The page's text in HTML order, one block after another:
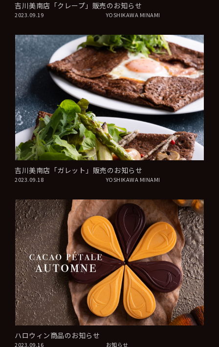
吉川美南店「クレープ」販売のお知らせ
2023.09.19 YOSHIKAWA MINAMI
吉川美南店「ガレット」販売のお知らせ
2023.09.18 YOSHIKAWA MINAMI
ハロウィン商品のお知らせ
2023.09.16 お知らせ